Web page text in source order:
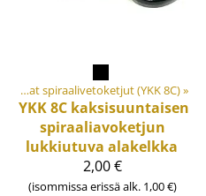
Vahvat spiraalivetoketjut (YKK 8C)‪»
YKK 8C kaksisuuntaisen
spiraaliavoketjun
lukkiutuva alakelkka
2,00 €
(isommissa erissä alk. 1,00 €)
ja tarvikkeet‪»Vetoketjut‪»